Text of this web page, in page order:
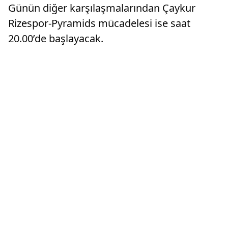
Günün diğer karşılaşmalarından Çaykur
Rizespor-Pyramids mücadelesi ise saat
20.00’de başlayacak.